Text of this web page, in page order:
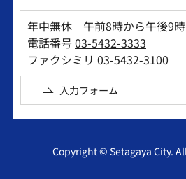
年中無休 午前8時から午後9
電話番号03-5432-3333
ファクシミリ 03-5432-3100
入力フォーム
Copyright © Setagaya City.